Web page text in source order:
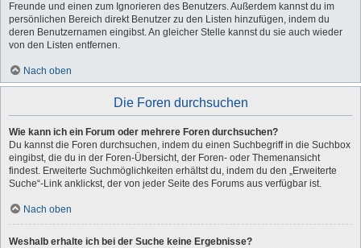
Freunde und einen zum Ignorieren des Benutzers. Außerdem kannst du im
persönlichen Bereich direkt Benutzer zu den Listen hinzufügen, indem du
deren Benutzernamen eingibst. An gleicher Stelle kannst du sie auch wieder
von den Listen entfernen.
Nach oben
Die Foren durchsuchen
Wie kann ich ein Forum oder mehrere Foren durchsuchen?
Du kannst die Foren durchsuchen, indem du einen Suchbegriff in die Suchbox
eingibst, die du in der Foren-Übersicht, der Foren- oder Themenansicht
findest. Erweiterte Suchmöglichkeiten erhältst du, indem du den „Erweiterte
Suche“-Link anklickst, der von jeder Seite des Forums aus verfügbar ist.
Nach oben
Weshalb erhalte ich bei der Suche keine Ergebnisse?